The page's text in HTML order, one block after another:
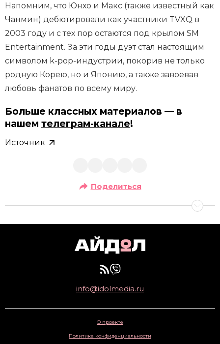
Напомним, что Юнхо и Макс (также известный как
Чанмин) дебютировали как участники TVXQ в
2003 году и с тех пор остаются под крылом SM
Entertainment. За эти годы дуэт стал настоящим
символом k-pop-индустрии, покорив не только
родную Корею, но и Японию, а также завоевав
любовь фанатов по всему миру.
Больше классных материалов — в
нашем телеграм-канале!
Источник
Поделиться
info@idolmedia.ru
О проекте
Политика конфиденциальности